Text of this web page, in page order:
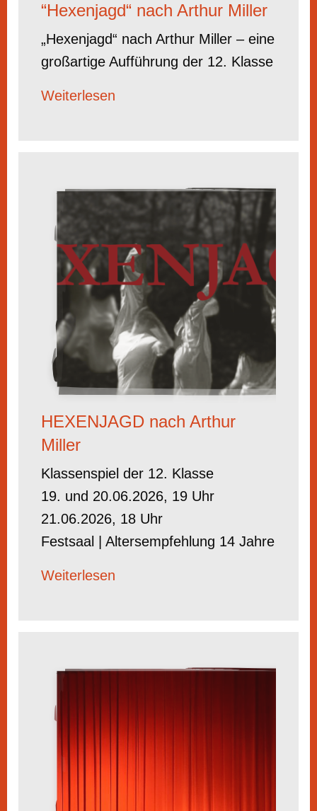
“Hexenjagd“ nach Arthur Miller
„Hexenjagd“ nach Arthur Miller – eine
großartige Aufführung der 12. Klasse
Weiterlesen
HEXENJAGD nach Arthur
Miller
Klassenspiel der 12. Klasse
19. und 20.06.2026, 19 Uhr
21.06.2026, 18 Uhr
Festsaal | Altersempfehlung 14 Jahre
Weiterlesen